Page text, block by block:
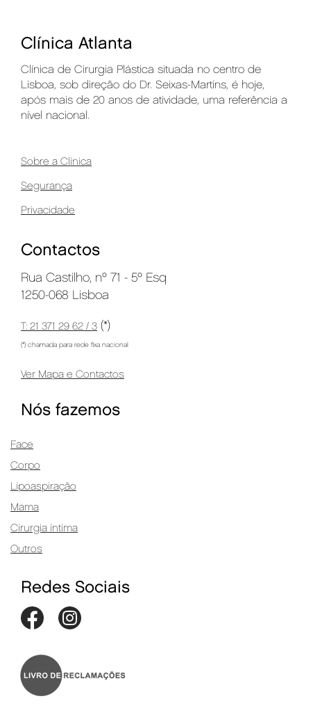
Clínica Atlanta
Clínica de Cirurgia Plástica situada no centro de
Lisboa, sob direção do Dr. Seixas-Martins, é hoje,
após mais de 20 anos de atividade, uma referência a
nível nacional.
Sobre a Clínica
Segurança
Privacidade
Contactos
Rua Castilho, nº 71 - 5º Esq
1250-068 Lisboa
T: 21 371 29 62 / 3 (*)
(*) chamada para rede fixa nacional
Ver Mapa e Contactos
Nós fazemos
Face
Corpo
Lipoaspiração
Mama
Cirurgia íntima
Outros
Redes Sociais